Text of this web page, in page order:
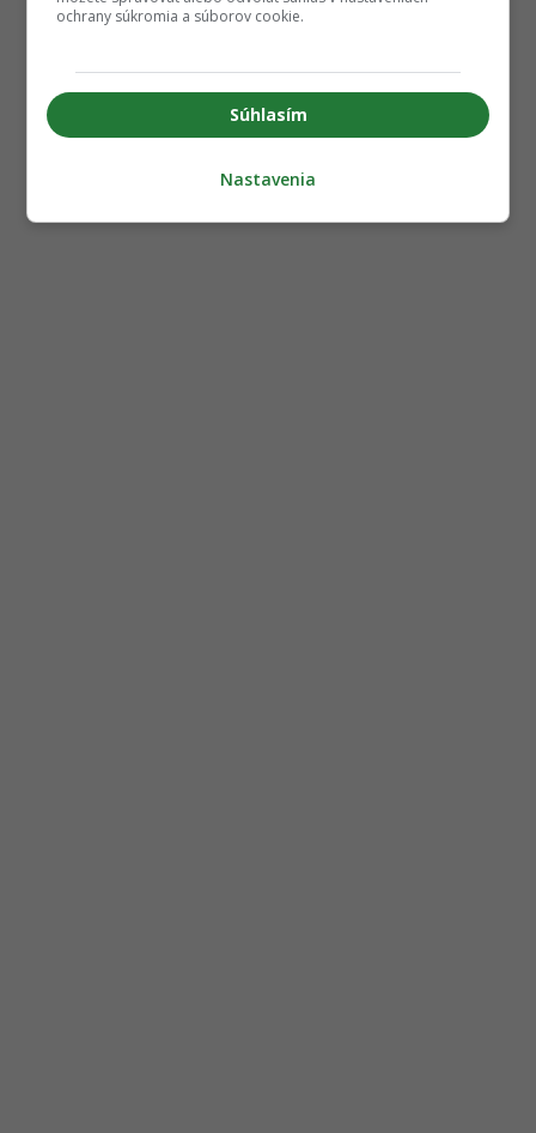
ochrany súkromia a súborov cookie.
Súhlasím
Nastavenia